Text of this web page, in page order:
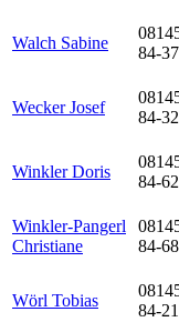
Walch Sabine
84-37
Wecker Josef
84-32
Winkler Doris
84-62
Winkler-Pangerl
Christiane
84-68
Wörl Tobias
84-21